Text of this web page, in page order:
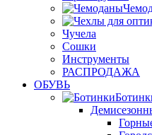
Чучела
Сошки
Инструменты
РАСПРОДАЖА
ОБУВЬ